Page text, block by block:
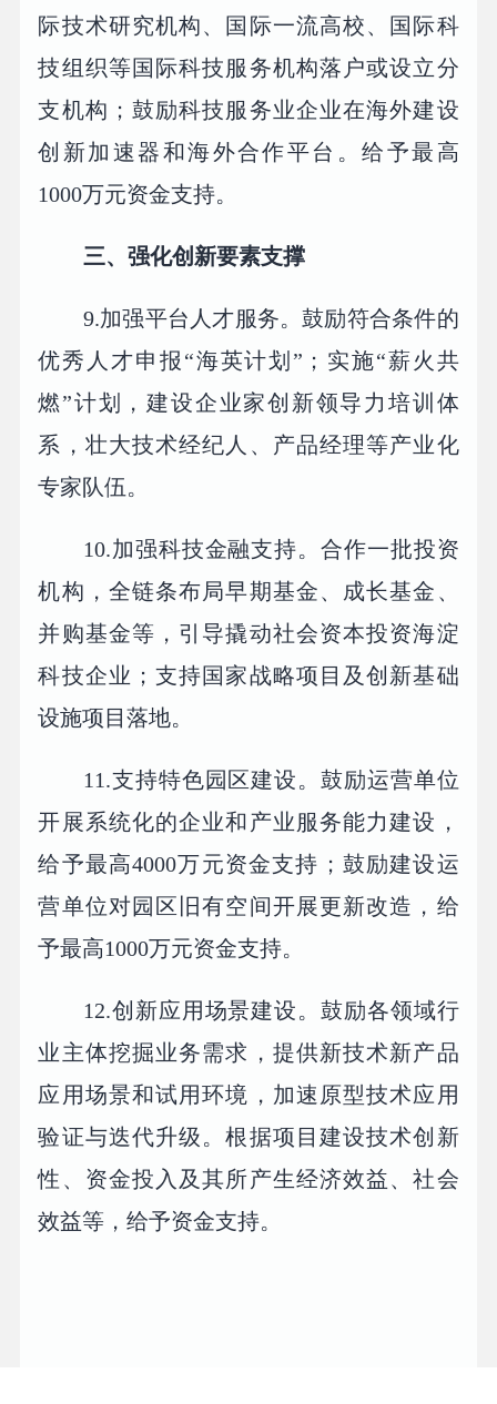
际技术研究机构、国际一流高校、国际科
技组织等国际科技服务机构落户或设立分
支机构；鼓励科技服务业企业在海外建设
创新加速器和海外合作平台。给予最高
1000万元资金支持。
三、强化创新要素支撑
9.加强平台人才服务。鼓励符合条件的
优秀人才申报“海英计划”；实施“薪火共
燃”计划，建设企业家创新领导力培训体
系，壮大技术经纪人、产品经理等产业化
专家队伍。
10.加强科技金融支持。合作一批投资
机构，全链条布局早期基金、成长基金、
并购基金等，引导撬动社会资本投资海淀
科技企业；支持国家战略项目及创新基础
设施项目落地。
11.支持特色园区建设。鼓励运营单位
开展系统化的企业和产业服务能力建设，
给予最高4000万元资金支持；鼓励建设运
营单位对园区旧有空间开展更新改造，给
予最高1000万元资金支持。
12.创新应用场景建设。鼓励各领域行
业主体挖掘业务需求，提供新技术新产品
应用场景和试用环境，加速原型技术应用
验证与迭代升级。根据项目建设技术创新
性、资金投入及其所产生经济效益、社会
效益等，给予资金支持。